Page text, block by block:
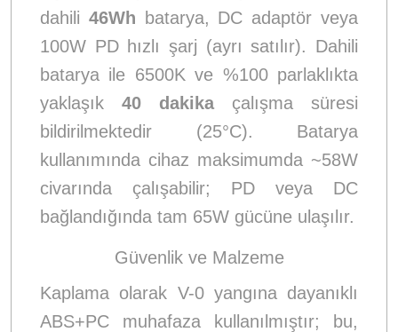
dahili 46Wh batarya, DC adaptör veya
100W PD hızlı şarj (ayrı satılır). Dahili
batarya ile 6500K ve %100 parlaklıkta
yaklaşık 40 dakika çalışma süresi
bildirilmektedir (25°C). Batarya
kullanımında cihaz maksimumda ~58W
civarında çalışabilir; PD veya DC
bağlandığında tam 65W gücüne ulaşılır.
Güvenlik ve Malzeme
Kaplama olarak V-0 yangına dayanıklı
ABS+PC muhafaza kullanılmıştır; bu,